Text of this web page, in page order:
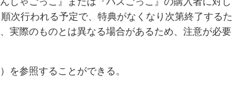
次行われる予定で、特典がなくなり次第終了するた
実際のものとは異なる場合があるため、注意が必要
）を参照することができる。